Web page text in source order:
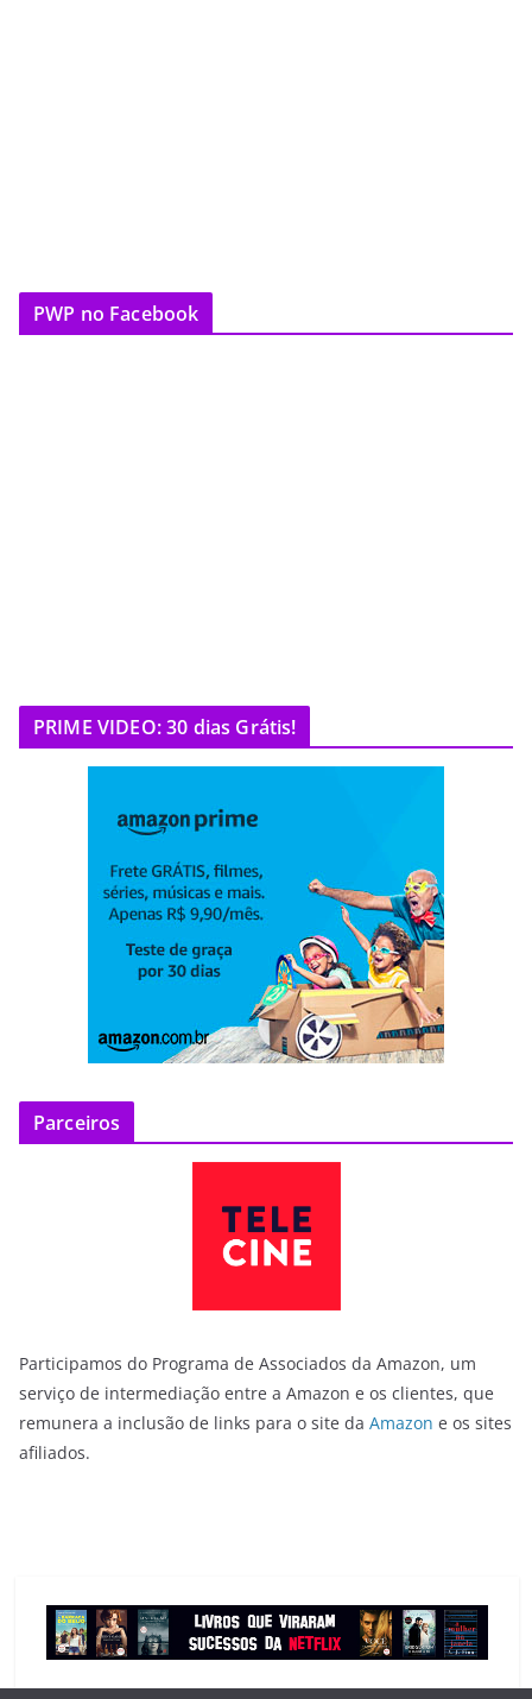
PWP no Facebook
PRIME VIDEO: 30 dias Grátis!
Parceiros
Participamos do Programa de Associados da Amazon, um
serviço de intermediação entre a Amazon e os clientes, que
remunera a inclusão de links para o site da Amazon e os sites
afiliados.